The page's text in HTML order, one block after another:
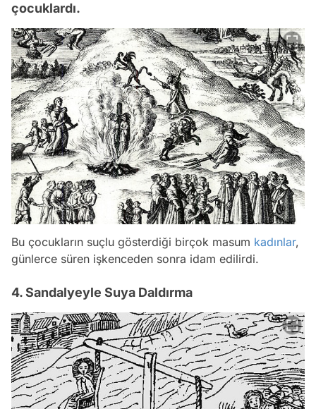
çocuklardı.
Bu çocukların suçlu gösterdiği birçok masum kadınlar,
günlerce süren işkenceden sonra idam edilirdi.
4. Sandalyeyle Suya Daldırma